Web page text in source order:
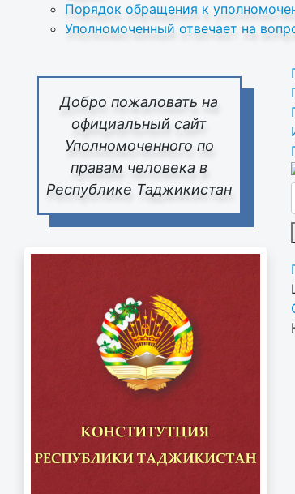
Порядок обращения к
Уполномоченный отвечает на
Добро пожаловать на
официальный сайт
Уполномоченного по
правам человека в
Республике Таджикистан